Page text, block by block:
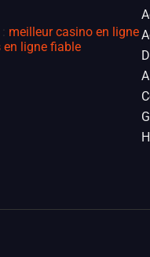
meilleur casino en ligne
en ligne fiable